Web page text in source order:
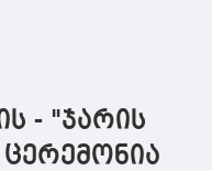
განიხილეს
- "ჯარის
ცერემონია